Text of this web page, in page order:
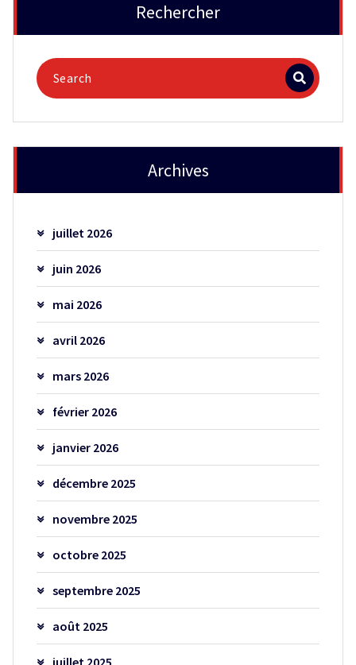
Rechercher
Archives
juillet 2026
juin 2026
mai 2026
avril 2026
mars 2026
février 2026
janvier 2026
décembre 2025
novembre 2025
octobre 2025
septembre 2025
août 2025